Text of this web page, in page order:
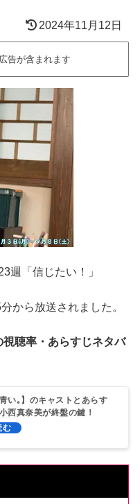
2024年11月12日
告が含まれます
週「信じたい！」
から放送されました。
視聴率・あらすじネタバ
い｡】のキャストとあらす
西真奈美が終盤の鍵！